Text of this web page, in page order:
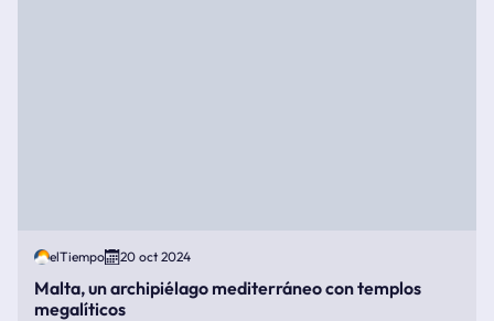
elTiempo 20 oct 2024
Malta, un archipiélago mediterráneo con templos
megalíticos